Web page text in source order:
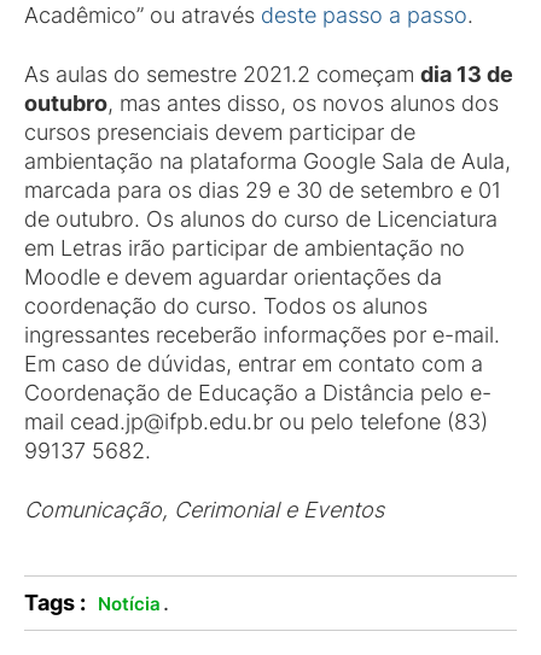
Acadêmico” ou através deste passo a passo.
As aulas do semestre 2021.2 começam dia 13 de
outubro, mas antes disso, os novos alunos dos
cursos presenciais devem participar de
ambientação na plataforma Google Sala de Aula,
marcada para os dias 29 e 30 de setembro e 01
de outubro. Os alunos do curso de Licenciatura
em Letras irão participar de ambientação no
Moodle e devem aguardar orientações da
coordenação do curso. Todos os alunos
ingressantes receberão informações por e-mail.
Em caso de dúvidas, entrar em contato com a
Coordenação de Educação a Distância pelo e-
mail cead.jp@ifpb.edu.br ou pelo telefone (83)
99137 5682.
Comunicação, Cerimonial e Eventos
Tags : Notícia .